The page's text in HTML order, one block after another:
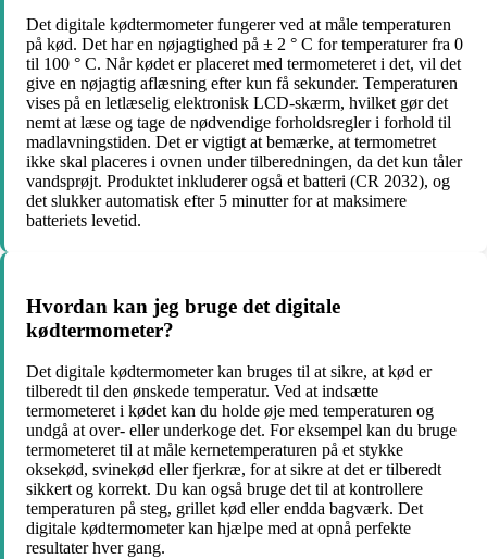
Det digitale kødtermometer fungerer ved at måle temperaturen
på kød. Det har en nøjagtighed på ± 2 ° C for temperaturer fra 0
til 100 ° C. Når kødet er placeret med termometeret i det, vil det
give en nøjagtig aflæsning efter kun få sekunder. Temperaturen
vises på en letlæselig elektronisk LCD-skærm, hvilket gør det
nemt at læse og tage de nødvendige forholdsregler i forhold til
madlavningstiden. Det er vigtigt at bemærke, at termometret
ikke skal placeres i ovnen under tilberedningen, da det kun tåler
vandsprøjt. Produktet inkluderer også et batteri (CR 2032), og
det slukker automatisk efter 5 minutter for at maksimere
batteriets levetid.
Hvordan kan jeg bruge det digitale
kødtermometer?
Det digitale kødtermometer kan bruges til at sikre, at kød er
tilberedt til den ønskede temperatur. Ved at indsætte
termometeret i kødet kan du holde øje med temperaturen og
undgå at over- eller underkoge det. For eksempel kan du bruge
termometeret til at måle kernetemperaturen på et stykke
oksekød, svinekød eller fjerkræ, for at sikre at det er tilberedt
sikkert og korrekt. Du kan også bruge det til at kontrollere
temperaturen på steg, grillet kød eller endda bagværk. Det
digitale kødtermometer kan hjælpe med at opnå perfekte
resultater hver gang.